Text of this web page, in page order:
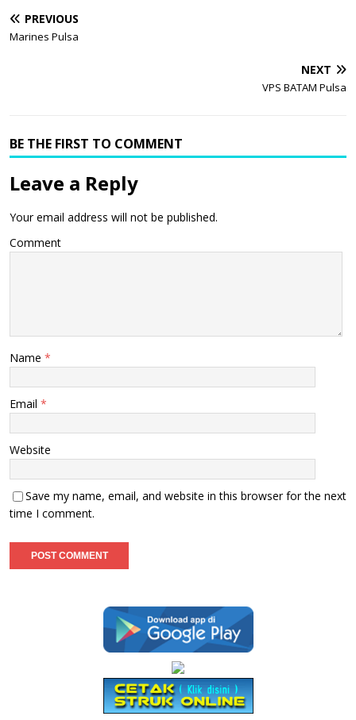
PREVIOUS
Marines Pulsa
NEXT
VPS BATAM Pulsa
BE THE FIRST TO COMMENT
Leave a Reply
Your email address will not be published.
Comment
Name *
Email *
Website
Save my name, email, and website in this browser for the next
time I comment.